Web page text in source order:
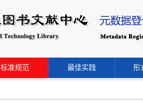
标准规范 最佳实践 形